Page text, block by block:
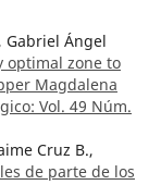
Gabriel Ángel
optimal zone to
Magdalena
Vol. 49 Núm.
Cruz B.,
de parte de los